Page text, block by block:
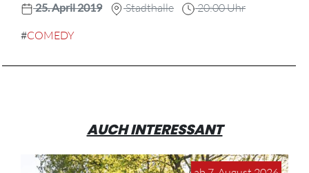
25. April 2019 Stadthalle 20:00 Uhr
#COMEDY
AUCH INTERESSANT